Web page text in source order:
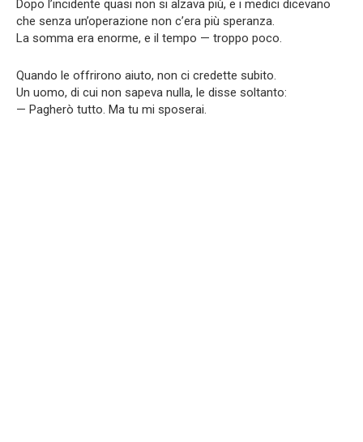
Dopo l’incidente quasi non si alzava più, e i medici dicevano
che senza un’operazione non c’era più speranza.
La somma era enorme, e il tempo — troppo poco.
Quando le offrirono aiuto, non ci credette subito.
Un uomo, di cui non sapeva nulla, le disse soltanto:
— Pagherò tutto. Ma tu mi sposerai.